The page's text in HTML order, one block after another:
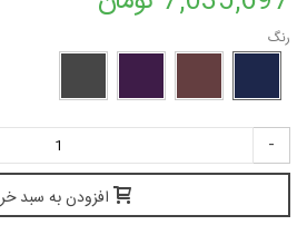
رنگ
-
افزودن به سبد